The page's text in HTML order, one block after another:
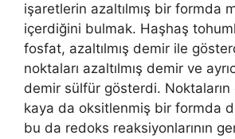
işaretlerin azaltılmış bir formda
içerdiğini bulmak. Haşhaş
fosfat, azaltılmış demir ile
noktaları azaltılmış demir ve
demir sülfür gösterdi. Noktaların
kaya da oksitlenmiş bir formda
bu da redoks reaksiyonlarının